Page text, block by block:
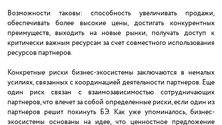
Возможности таковы: способность увеличивать продажи,
обеспечивать более высокие цены, достигать конкурентных
преимуществ, выходить на новые рынки, получать доступ к
критически важным ресурсам за счет совместного использования
ресурсов партнеров.
Конкретные риски бизнес-экосистемы заключаются в немалых
усилиях, связанных с координацией деятельности партнеров. Еще
один риск связан с взаимозависимостью сотрудничающих
партнеров, что влечет за собой определенные риски, если один из
партнеров решит покинуть БЭ. Как уже упоминалось, бизнес-
экосистемы основаны на идее, что ценностное предложение